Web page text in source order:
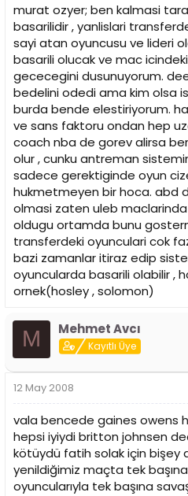
murat ozyer; ben kalmasi
basarilidir , yanlislari
sayi atan oyuncusu ve lideri
basarili olucak ve mac
gececegini dusunuyorum.
bedelini odedi ama kim olsa
burda bende elestiriyorum.
ve sans faktoru ondan hep
coach nba de gorev alirsa
olur , cunku antreman
sadece gerektiginde oyun
hukmetmeyen bir hoca. abd
olmasi zaten uleb
oldugu ortamda bunu
transferdeki oyunculari cok
bazi zamanlar itiraz edip
oyuncularda basarili olabilir ,
ornek(hosley , solomon)
M Mehmet Avcı
Kayıtlı Üye
12 May 2008
vala bencede gaines owens
hepsi iyiydi britton johnsen
kötüydü fatih solak için bişey
yenildiğimiz maçta tek
oyuncularıyla tek başına